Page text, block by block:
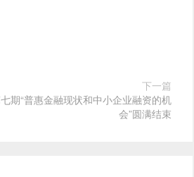
下一篇
期“普惠金融现状和中小企业融资的机
会”圆满结束